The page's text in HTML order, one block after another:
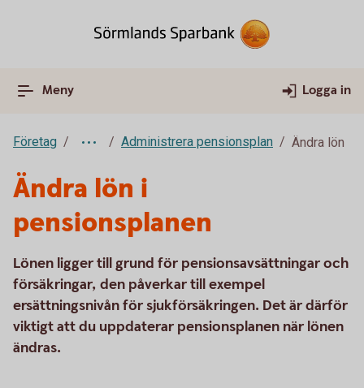
Meny Logga in
Företag Administrera pensionsplan Ändra lön
Ändra lön i
pensionsplanen
Lönen ligger till grund för pensionsavsättningar och
försäkringar, den påverkar till exempel
ersättningsnivån för sjukförsäkringen. Det är därför
viktigt att du uppdaterar pensionsplanen när lönen
ändras.